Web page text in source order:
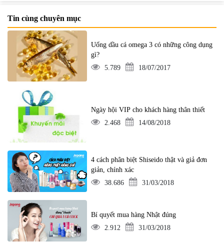
Tin cùng chuyên mục
Uống dầu cá omega 3 có những công dụng
gì?
5.789
18/07/2017
Ngày hội VIP cho khách hàng thân thiết
2.468
14/08/2018
4 cách phân biệt Shiseido thật và giả đơn
giản, chính xác
38.686
31/03/2018
Bí quyết mua hàng Nhật đúng
2.912
31/03/2018